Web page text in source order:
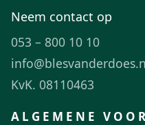
Neem contact op
053 – 800 10 10
KvK. 08110463
ALGEMENE